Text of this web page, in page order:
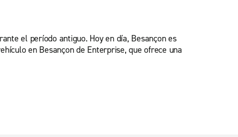
el período antiguo. Hoy en día, Besançon es
en Besançon de Enterprise, que ofrece una